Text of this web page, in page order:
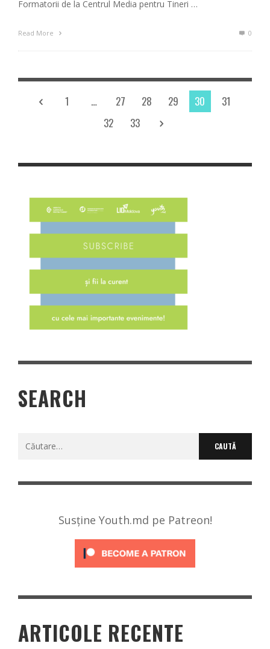
Formatorii de la Centrul Media pentru Tineri …
Read More 0
1 … 27 28 29 30
31
32
33
SEARCH
Caută
Susține Youth.md pe Patreon!
ARTICOLE RECENTE